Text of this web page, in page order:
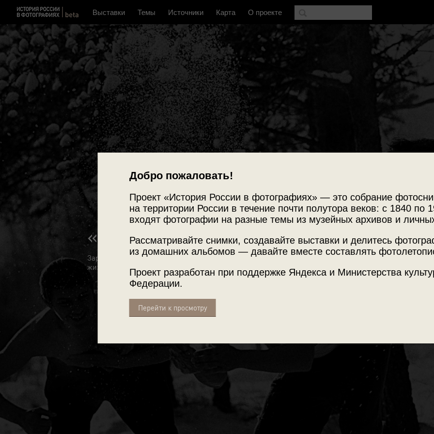
Добро пожаловать!
Проект «История России в фотографиях» — это собрание
на территории России в течение почти полутора веков: с 1840 по
входят фотографии на разные темы из музейных архивов и
Рассматривайте снимки, создавайте выставки и делитесь
из домашних альбомов — давайте вместе составлять
Проект разработан при поддержке Яндекса и Министерства
Федерации.
Перейти к просмотру
Выставки Темы Источники Карта О проекте
«Если хочешь быть здоров»
Зарядки, бани, солнечные ванны, закаливание – фотографии с разными проявлениями здорового
жизни.